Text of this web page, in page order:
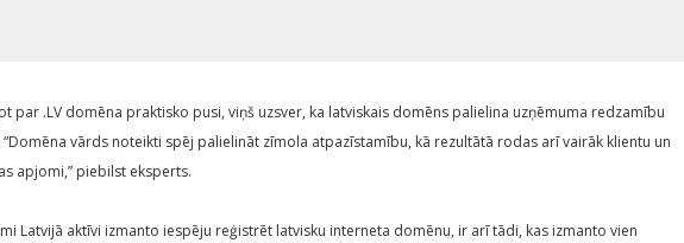
par .LV domēna praktisko pusi, viņš uzsver, ka latviskais domēns palielina uzņēmuma redzamību
vārds noteikti spēj palielināt zīmola atpazīstamību, kā rezultātā rodas arī vairāk klientu un
apjomi,” piebilst eksperts.
Latvijā aktīvi izmanto iespēju reģistrēt latvisku interneta domēnu, ir arī tādi, kas izmanto vien